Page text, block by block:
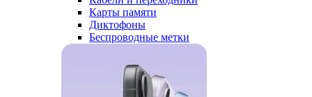
Карты памяти
Диктофоны
Беспроводные метки